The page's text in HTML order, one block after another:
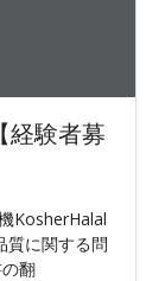
経験者募
KosherHalal
質に関する問
翻